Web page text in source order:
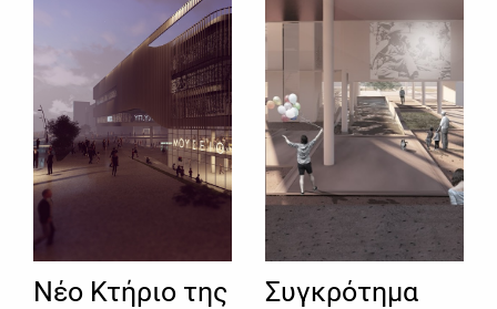
Νέο Κτήριο της
Συγκρότημα